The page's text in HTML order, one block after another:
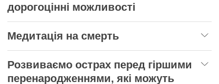
дорогоцінні можливості
Медитація на смерть
Розвиваємо острах перед гіршими
перенародженнями, які можуть